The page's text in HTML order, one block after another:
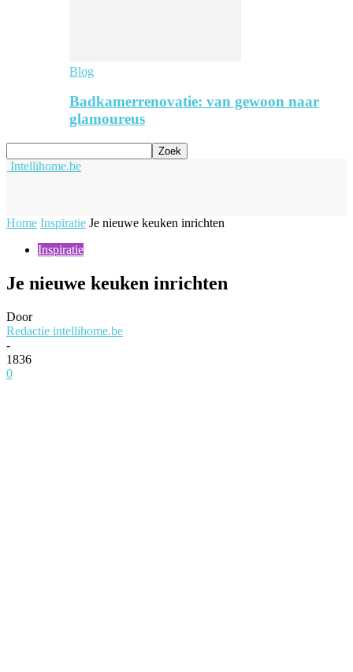
Blog
Badkamerrenovatie: van gewoon naar
glamoureus
Intellihome.be
Home Inspiratie Je nieuwe keuken inrichten
Inspiratie
Je nieuwe keuken inrichten
Door
Redactie intellihome.be
-
1836
0